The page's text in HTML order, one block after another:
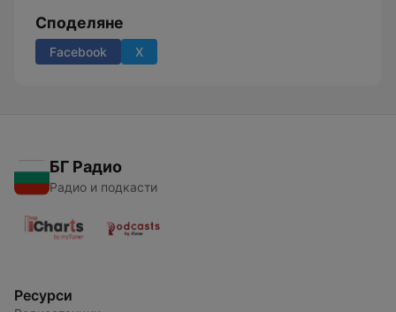
Споделяне
Facebook X
БГ Радио
Радио и подкасти
Ресурси